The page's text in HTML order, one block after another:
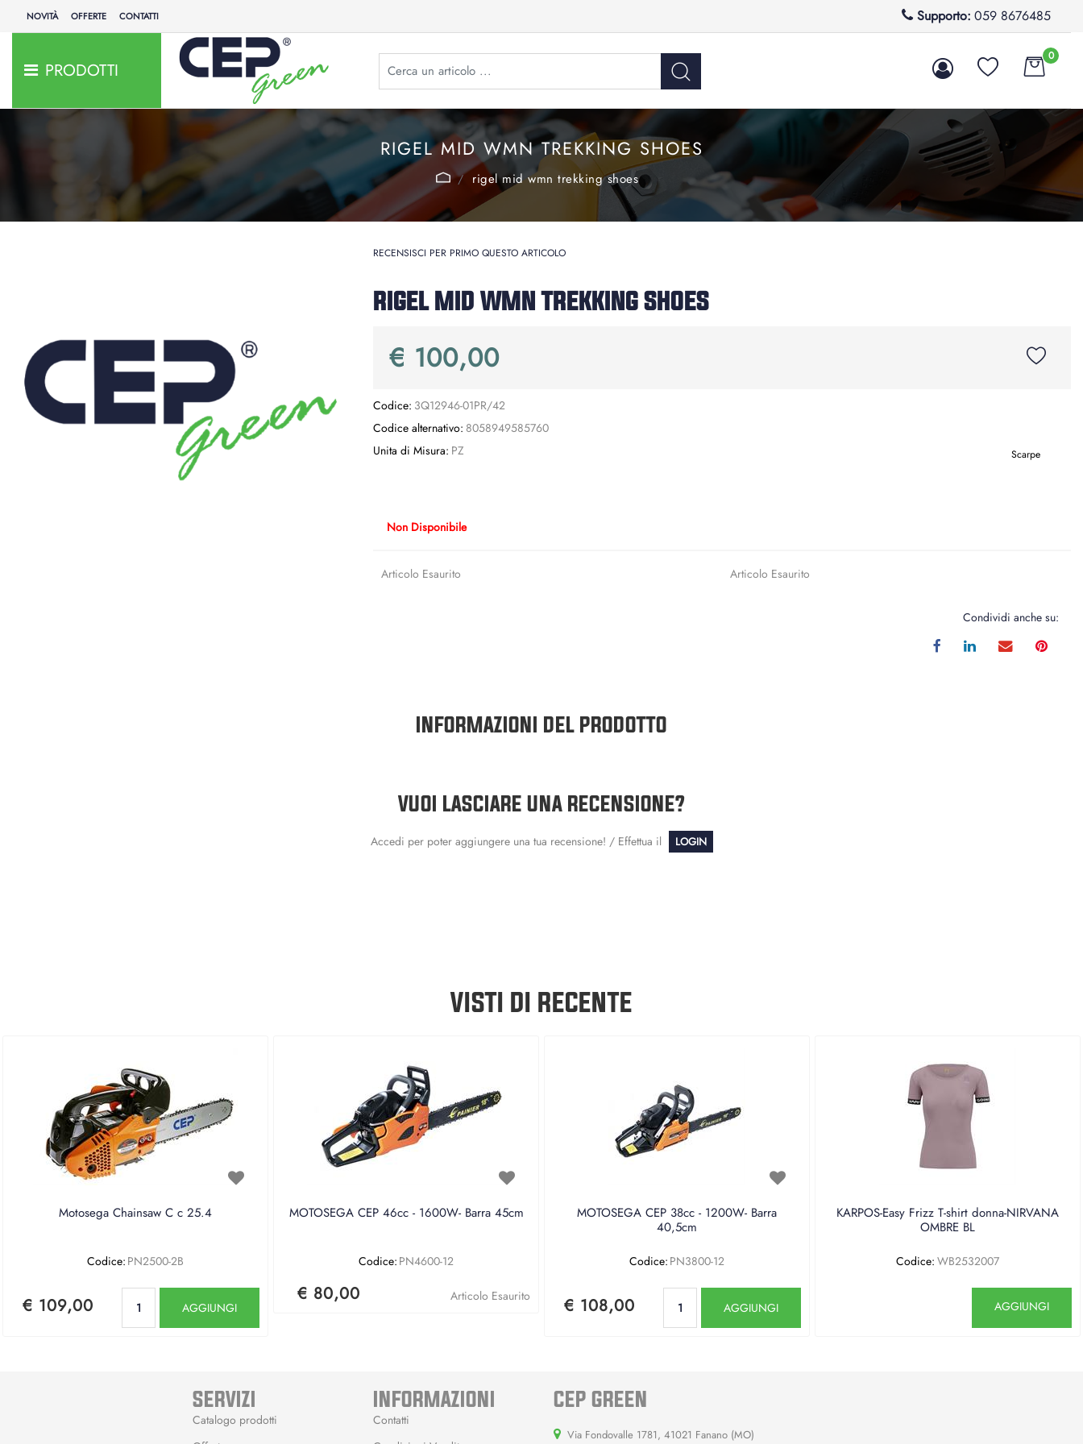
NOVITÀ OFFERTE CONTATTI Supporto: 059 8676485
PRODOTTI
0
RIGEL MID WMN TREKKING SHOES
rigel mid wmn trekking shoes
RECENSISCI PER PRIMO QUESTO ARTICOLO
RIGEL MID WMN TREKKING SHOES
€ 100,00
Codice: 3Q12946-01PR/42
Codice alternativo: 8058949585760
Unita di Misura: PZ Scarpe
Non Disponibile
Articolo Esaurito Articolo Esaurito
Condividi anche su:
INFORMAZIONI DEL PRODOTTO
VUOI LASCIARE UNA RECENSIONE?
Accedi per poter aggiungere una tua recensione! / Effettua il LOGIN
VISTI DI RECENTE
Motosega Chainsaw C c 25.4
Codice: PN2500-2B
€ 109,00 AGGIUNGI
MOTOSEGA CEP 46cc - 1600W- Barra 45cm
Codice: PN4600-12
€ 80,00 Articolo Esaurito
MOTOSEGA CEP 38cc - 1200W- Barra
40,5cm
Codice: PN3800-12
€ 108,00 AGGIUNGI
KARPOS-Easy Frizz T-shirt donna-NIRVANA
OMBRE BL
Codice: WB2532007
AGGIUNGI
SERVIZI
Catalogo prodotti
INFORMAZIONI
Contatti
CEP GREEN
Via Fondovalle 1781, 41021 Fanano (MO)